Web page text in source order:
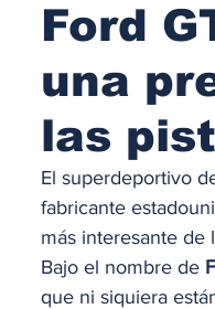
Ford
una
las
El superdeportivo
fabricante
más interesante de
Bajo el nombre de
que ni siquiera